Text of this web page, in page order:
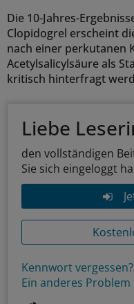
Die 10-Jahres-
Clopidogrel erscheint
nach einer perkutanen
Acetylsalicylsäure als
kritisch hinterfragt
Liebe
den vollständigen
Sie sich eingeloggt
Kennwort vergessen?
Ein anderes Problem